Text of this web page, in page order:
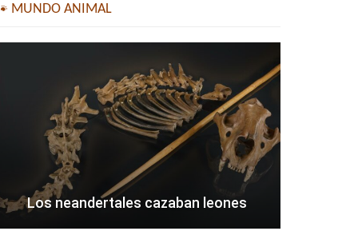
MUNDO ANIMAL
Los neandertales cazaban leones